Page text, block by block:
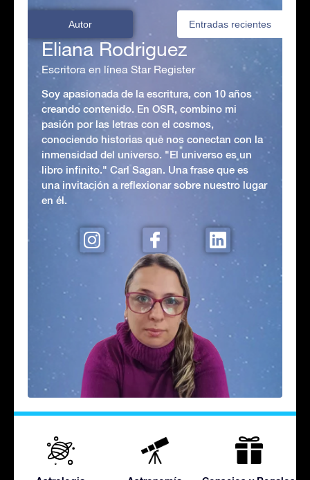
Autor Entradas recientes
Eliana Rodriguez
Escritora en línea Star Register
Soy apasionada de la escritura, con 10 años
creando contenido. En OSR, combino mi
pasión por las letras con el cosmos,
conociendo historias que nos conectan con la
inmensidad del universo. "El universo es un
libro infinito." Carl Sagan. Una frase que es
una invitación a reflexionar sobre nuestro lugar
en él.